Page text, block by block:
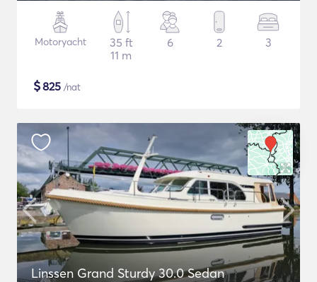
Motoryacht
35 ft
11 m
6 2 3
$825 /nat
Linssen Grand Sturdy 30.0 Sedan